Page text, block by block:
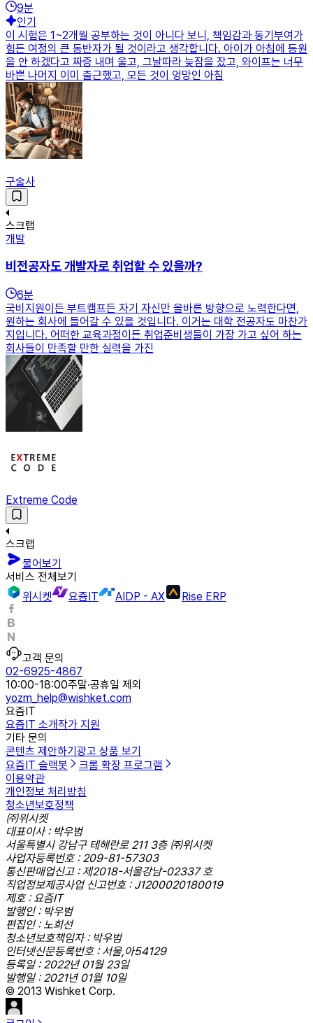
9분
인기
이 시험은 1~2개월 공부하는 것이 아니다 보니, 책임감과 동기부여가
힘든 여정의 큰 동반자가 될 것이라고 생각합니다. 아이가 아침에 등원
을 안 하겠다고 짜증 내며 울고, 그날따라 늦잠을 잤고, 와이프는 너무
바쁜 나머지 이미 출근했고, 모든 것이 엉망인 아침
구술사
스크랩
개발
비전공자도 개발자로 취업할 수 있을까?
6분
국비지원이든 부트캠프든 자기 자신만 올바른 방향으로 노력한다면,
원하는 회사에 들어갈 수 있을 것입니다. 이거는 대학 전공자도 마찬가
지입니다. 어떠한 교육과정이든 취업준비생들이 가장 가고 싶어 하는
회사들이 만족할 만한 실력을 가진
Extreme Code
스크랩
물어보기
서비스 전체보기
위시켓
요즘IT AIDP - AX Rise ERP
고객 문의
02-6925-4867
10:00-18:00주말·공휴일 제외
yozm_help@wishket.com
요즘IT
요즘IT 소개작가 지원
기타 문의
콘텐츠 제안하기 광고 상품 보기
요즘IT 슬랙봇
크롬 확장 프로그램
이용약관
개인정보 처리방침
청소년보호정책
㈜위시켓
대표이사 : 박우범
서울특별시 강남구 테헤란로 211 3층 ㈜위시켓
사업자등록번호 : 209-81-57303
통신판매업신고 : 제2018-서울강남-02337 호
직업정보제공사업 신고번호 : J1200020180019
제호 : 요즘IT
발행인 : 박우범
편집인 : 노희선
청소년보호책임자 : 박우범
인터넷신문등록번호 : 서울,아54129
등록일 : 2022년 01월 23일
발행일 : 2021년 01월 10일
© 2013 Wishket Corp.